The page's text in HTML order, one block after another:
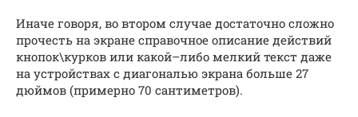
Иначе говоря, во втором случае достаточно сложно
прочесть на экране справочное описание действий
кнопок\курков или какой–либо мелкий текст даже
на устройствах с диагональю экрана больше 27
дюймов (примерно 70 сантиметров).